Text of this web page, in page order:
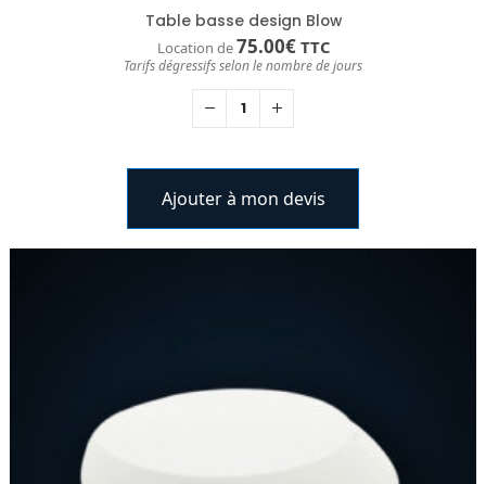
Table basse design Blow
Location de75.00€ TTC
Tarifs dégressifs selon le nombre de jours
Ajouter à mon devis